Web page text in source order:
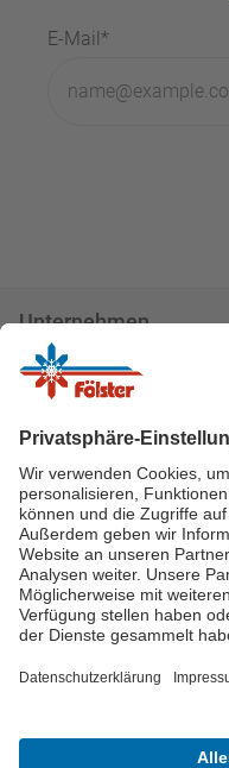
E-Mail*
Unternehmen
Kundenservice
Zahlungsarten
Zertifikate